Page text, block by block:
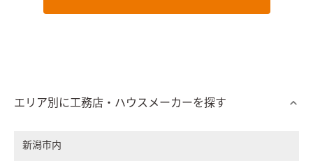
エリア別に工務店・ハウスメーカーを探す
新潟市内